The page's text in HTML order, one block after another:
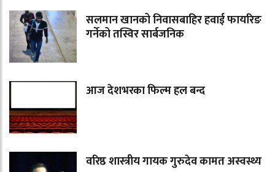
सलमान खानको निवासबाहिर हवाई फायरिङ
गर्नेको तस्विर सार्बजनिक
आज देशभरका फिल्म हल बन्द
वरिष्ठ शास्त्रीय गायक गुरुदेव कामत अस्वस्थ्य